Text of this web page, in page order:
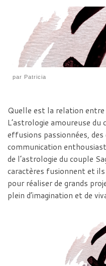
par Patricia
Quelle est la relation entre
L’astrologie amoureuse du
effusions passionnées,
communication
de l’astrologie du couple
caractères fusionnent et
pour réaliser de grands
plein d’imagination et de